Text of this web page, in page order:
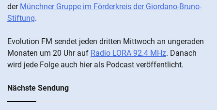
der Münch­ner Grup­pe im För­der­kreis der Gi­ordano-Bruno-
Stiftung.
Evolution FM sen­det je­den drit­ten Mitt­woch an un­ge­ra­den
Mo­nat­en um 20 Uhr auf Radio LORA 92.4 MHz. Da­nach
wird je­de Fol­ge auch hier als Pod­cast ver­öffentlicht.
Nächste Sendung